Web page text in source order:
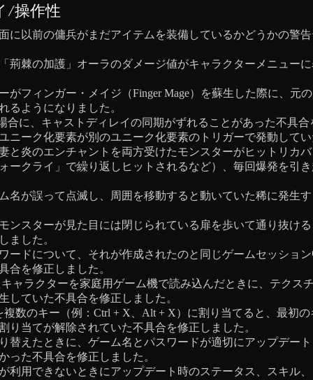
/操作性
に以前の傭兵がまだアイテムを装備しているかどうかの警
荊棘の加護」オーラのダメージ値がキャラクターメニュー
がフィンガー・メイジ（Finger Mage）を蘇生した際に、元
るようになりました。
合に、キャストディレイの同期がずれることがあった不具
ニーク化要素が別のユニーク化要素のトリガーで発動して
と炎のエンチャントを両方受けたモンスターがヒットリカ
ークライ」で繰り返しヒットされるなど）、毎回爆発を引
名が誤って点滅し、周囲を移動すると動いていた稀に発生
ンスターが見た目には閉じられている扉を歩いて通り抜け
ました。
ードについて、それが作成されたのと同じゲームセッショ
合を修正しました。
ャラクターを家庭用ゲーム機で読み込んだときに、テクス
していた不具合を修正しました。
複数のキー（例：Ctrl + X、Alt + X）に割り当てると、最初
り当てが解除されていた不具合を修正しました。
替えたときに、ゲーム名とパスワードが適切にアップデー
った不具合を修正しました。
利用できないときにアップデート時のステータス、スキル